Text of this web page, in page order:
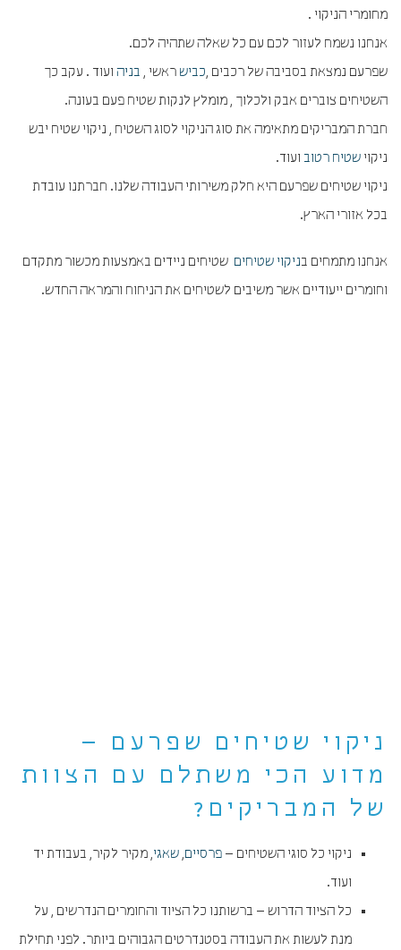
מחומרי הניקוי .
אנחנו נשמח לעזור לכם עם כל שאלה שתהיה לכם.
שפרעם נמצאת בסביבה של רכבים ,כביש ראשי , בניה ועוד . עקב כך
השטיחים צוברים אבק ולכלוך , מומלץ לנקות שטיח פעם בעונה.
חברת המבריקים מתאימה את סוג הניקוי לסוג השטיח , ניקוי שטיח יבש
ניקוי שטיח רטוב ועוד.
ניקוי שטיחים שפרעם היא חלק משירותי העבודה שלנו. חברתנו עובדת
בכל אזורי הארץ.
אנחנו מתמחים בניקוי שטיחים שטיחים ניידים באמצעות מכשור מתקדם
וחומרים ייעודיים אשר משיבים לשטיחים את הניחוח והמראה החדש.
ניקוי שטיחים שפרעם –
מדוע הכי משתלם עם הצוות
של המבריקים?
ניקוי כל סוגי השטיחים – פרסיים,שאגי, מקיר לקיר, בעבודת יד
ועוד.
כל הציוד הדרוש – ברשותנו כל הציוד והחומרים הנדרשים , על
מנת לעשות את העבודה בסטנדרטים הגבוהים ביותר. לפני תחילת